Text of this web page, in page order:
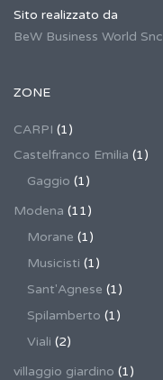
Sito realizzato da
BeW Business World Snc
ZONE
CARPI (1)
Castelfranco Emilia (1)
Gaggio (1)
Modena (11)
Morane (1)
Musicisti (1)
Sant'Agnese (1)
Spilamberto (1)
Viali (2)
villaggio giardino (1)